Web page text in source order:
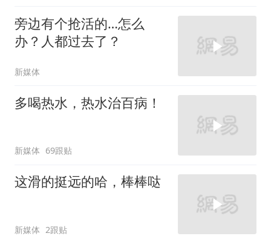
旁边有个抢活的…怎么
办？人都过去了？
新媒体
多喝热水，热水治百病！
新媒体 69跟贴
这滑的挺远的哈，棒棒哒
新媒体 2跟贴